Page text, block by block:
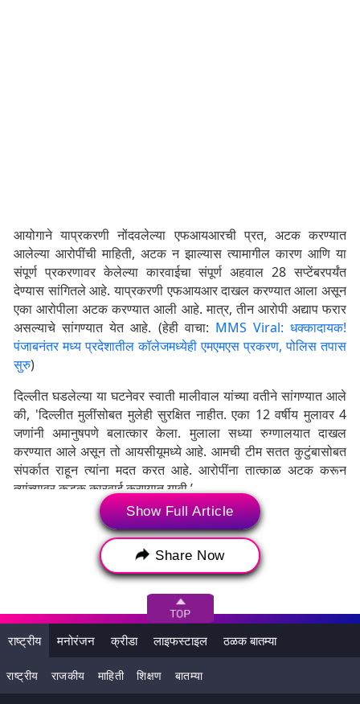
आयोगाने याप्रकरणी नोंदवलेल्या एफआयआरची प्रत, अटक करण्यात
आलेल्या आरोपींची माहिती, अटक न झाल्यास त्यामागील कारण आणि या
संपूर्ण प्रकरणावर केलेल्या कारवाईचा संपूर्ण अहवाल 28 सप्टेंबरपर्यंत
देण्यास सांगितले आहे. याप्रकरणी एफआयआर दाखल करण्यात आला असून
एका आरोपीला अटक करण्यात आली आहे. मात्र, तीन आरोपी अद्याप फरार
असल्याचे सांगण्यात येत आहे. (हेही वाचा: MMS Viral: धक्कादायक!
पंजाबनंतर मध्य प्रदेशातील कॉलेजमध्येही एमएमएस प्रकरण, पोलिस तपास
सुरु)
दिल्लीत घडलेल्या या घटनेवर स्वाती मालीवाल यांच्या वतीने सांगण्यात आले
की, 'दिल्लीत मुलींसोबत मुलेही सुरक्षित नाहीत. एका 12 वर्षीय मुलावर 4
जणांनी अमानुषपणे बलात्कार केला. मुलाला सध्या रुग्णालयात दाखल
करण्यात आले असून तो आयसीयूमध्ये आहे. आमची टीम सतत कुटुंबासोबत
संपर्कात राहून त्यांना मदत करत आहे. आरोपींना तात्काळ अटक करून
त्यांच्यावर कडक कारवाई करण्यात यावी.’
Show Full Article
Share Now
राष्ट्रीय मनोरंजन क्रीडा लाइफस्टाइल ठळक बातम्या
राष्ट्रीय राजकीय माहिती शिक्षण बातम्या